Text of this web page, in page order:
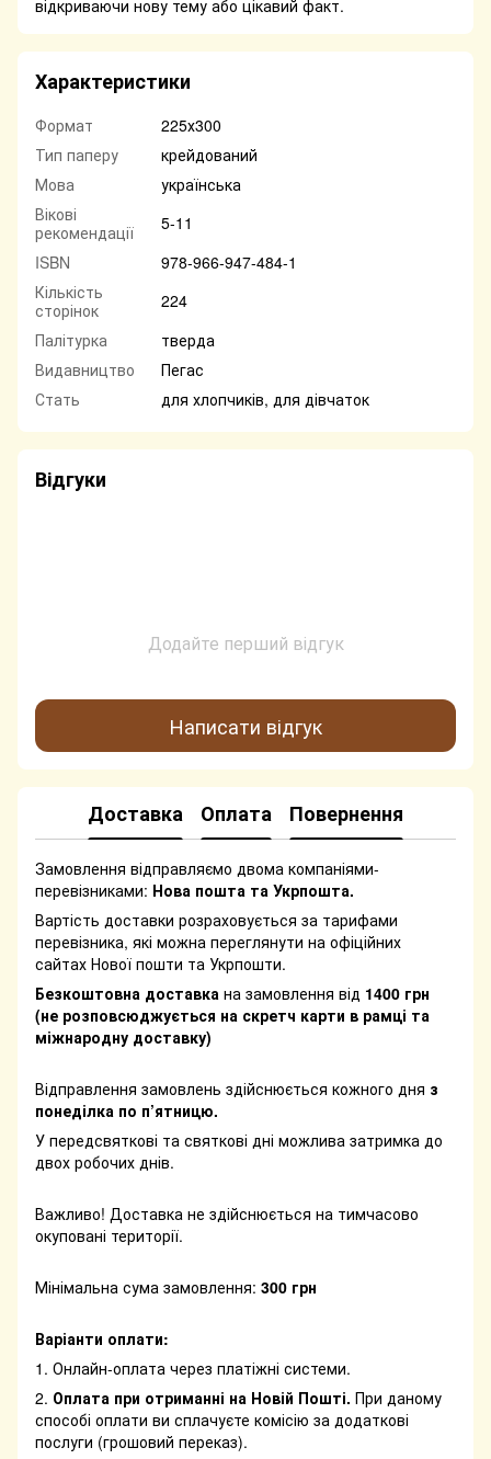
відкриваючи нову тему або цікавий факт.
Характеристики
Формат
225х300
Тип паперу
крейдований
Мова
українська
Вікові
рекомендації
5-11
ISBN
978-966-947-484-1
Кількість
сторінок
224
Палітурка
тверда
Видавництво
Пегас
Стать
для хлопчиків, для дівчаток
Відгуки
Додайте перший відгук
Написати відгук
Доставка Оплата Повернення
Замовлення відправляємо двома компаніями-
перевізниками: Нова пошта та Укрпошта.
Вартість доставки розраховується за тарифами
перевізника, які можна переглянути на офіційних
сайтах Нової пошти та Укрпошти.
Безкоштовна доставка на замовлення від 1400 грн
(не розповсюджується на скретч карти в рамці та
міжнародну доставку)
Відправлення замовлень здійснюється кожного дня з
понеділка по п’ятницю.
У передсвяткові та святкові дні можлива затримка до
двох робочих днів.
Важливо! Доставка не здійснюється на тимчасово
окуповані території.
Мінімальна сума замовлення: 300 грн
Варіанти оплати:
1. Онлайн-оплата через платіжні системи.
2. Оплата при отриманні на Новій Пошті. При даному
способі оплати ви сплачуєте комісію за додаткові
послуги (грошовий переказ).